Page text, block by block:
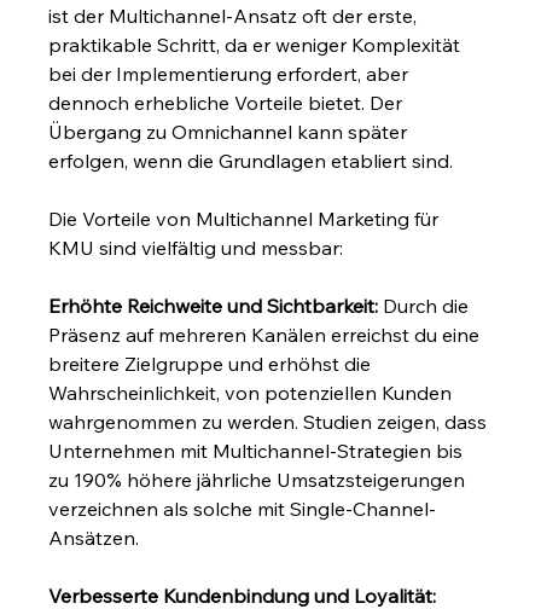
ist der Multichannel-Ansatz oft der erste,
praktikable Schritt, da er weniger Komplexität
bei der Implementierung erfordert, aber
dennoch erhebliche Vorteile bietet. Der
Übergang zu Omnichannel kann später
erfolgen, wenn die Grundlagen etabliert sind.
Die Vorteile von Multichannel Marketing für
KMU sind vielfältig und messbar:
Erhöhte Reichweite und Sichtbarkeit: Durch die
Präsenz auf mehreren Kanälen erreichst du eine
breitere Zielgruppe und erhöhst die
Wahrscheinlichkeit, von potenziellen Kunden
wahrgenommen zu werden. Studien zeigen, dass
Unternehmen mit Multichannel-Strategien bis
zu 190% höhere jährliche Umsatzsteigerungen
verzeichnen als solche mit Single-Channel-
Ansätzen.
Verbesserte Kundenbindung und Loyalität: